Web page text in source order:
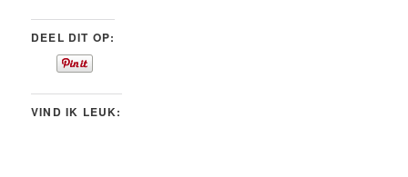
DEEL DIT OP:
VIND IK LEUK: